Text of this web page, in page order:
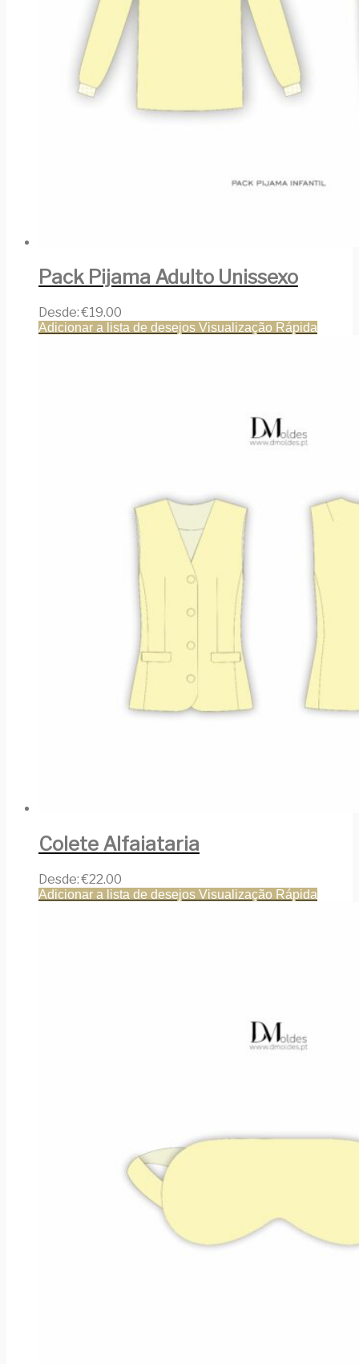
Pack Pijama Adulto Unissexo
Desde:€19.00
Adicionar a lista de desejos Visualização Rápida
Colete Alfaiataria
Desde:€22.00
Adicionar a lista de desejos Visualização Rápida